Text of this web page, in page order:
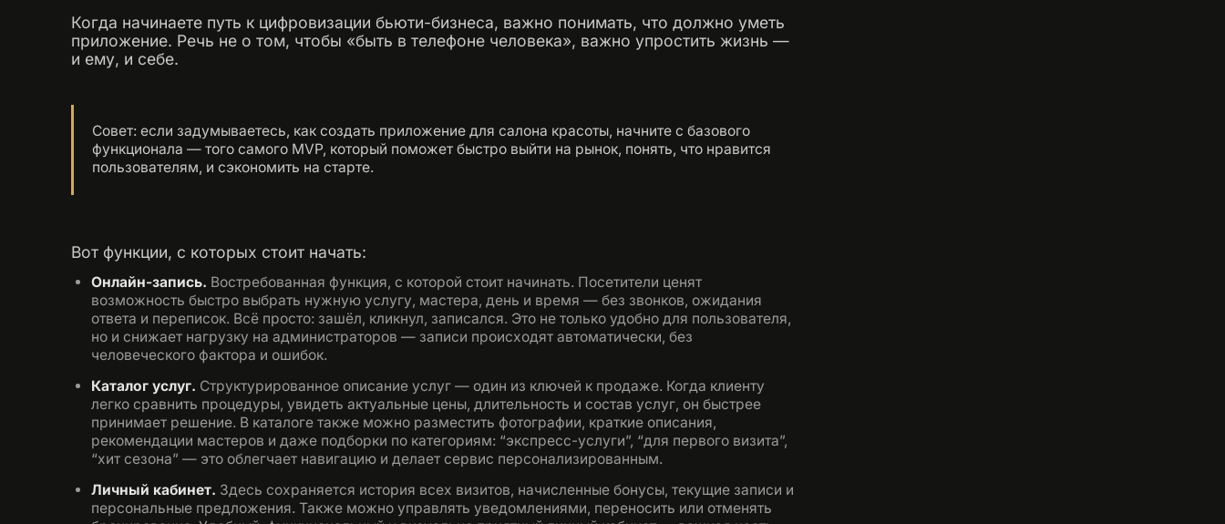
Когда начинаете путь к цифровизации бьюти-бизнеса, важно понимать, что должно уметь
приложение. Речь не о том, чтобы «быть в телефоне человека», важно упростить жизнь —
и ему, и себе.
Совет: если задумываетесь, как создать приложение для салона красоты, начните с базового
функционала — того самого MVP, который поможет быстро выйти на рынок, понять, что нравится
пользователям, и сэкономить на старте.
Вот функции, с которых стоит начать:
Онлайн-запись. Востребованная функция, с которой стоит начинать. Посетители ценят
возможность быстро выбрать нужную услугу, мастера, день и время — без звонков, ожидания
ответа и переписок. Всё просто: зашёл, кликнул, записался. Это не только удобно для пользователя,
но и снижает нагрузку на администраторов — записи происходят автоматически, без
человеческого фактора и ошибок.
Каталог услуг. Структурированное описание услуг — один из ключей к продаже. Когда клиенту
легко сравнить процедуры, увидеть актуальные цены, длительность и состав услуг, он быстрее
принимает решение. В каталоге также можно разместить фотографии, краткие описания,
рекомендации мастеров и даже подборки по категориям: “экспресс-услуги”, “для первого визита”,
“хит сезона” — это облегчает навигацию и делает сервис персонализированным.
Личный кабинет. Здесь сохраняется история всех визитов, начисленные бонусы, текущие записи и
персональные предложения. Также можно управлять уведомлениями, переносить или отменять